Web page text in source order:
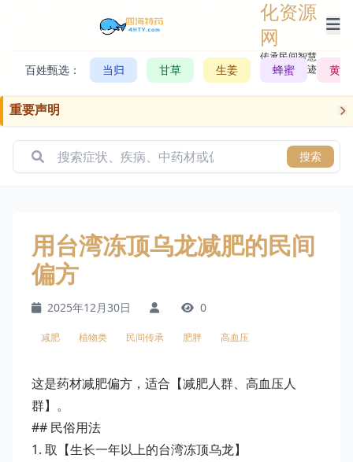
化资源
网
传承民间智慧，
记录历史轨迹
百姓甄选： 当归 甘草 生姜 蜂蜜 黄芪
重要声明
搜索
用台湾冻顶乌龙减肥的民间
偏方
2025年12月30日 0
减肥 植物类 民间传承 肥胖 高血压
这是药材减肥偏方，适合【减肥人群、高血压人
群】。
## 民俗用法
1. 取【生长一年以上的台湾冻顶乌龙】